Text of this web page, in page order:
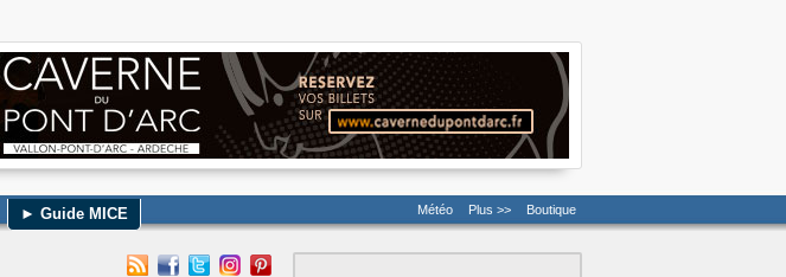
► Guide MICE Météo Plus >> Boutique